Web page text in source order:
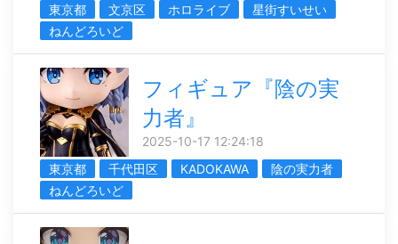
東京都 文京区 ホロライブ
星街すいせい
ねんどろいど
フィギュア『陰の実
力者』
2025-10-17 12:24:18
東京都
千代田区 KADOKAWA
陰の実力者
ねんどろいど